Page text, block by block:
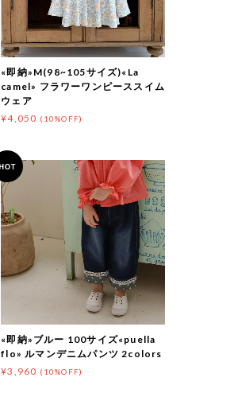
«即納»M(98~105サイズ)«La
camel» フラワーワンピーススイム
ウェア
¥4,050 (10%OFF)
«即納»ブルー 100サイズ«puella
flo» ルマンデニムパンツ 2colors
¥3,960 (10%OFF)